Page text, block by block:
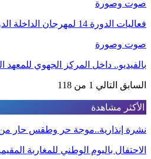
صوت وصورة
فعاليات الدورة 14 لمهرجان الداخلة الدولي للفيلم
صوت وصورة
بالفيديو.. داخل المركز الجهوي
السابق التالي 1 من 118
الأكثر مشاهدة
نشرة إنذارية..موجة حر وطقس حار من
الاحتفال باليوم الوطني للمغاربة